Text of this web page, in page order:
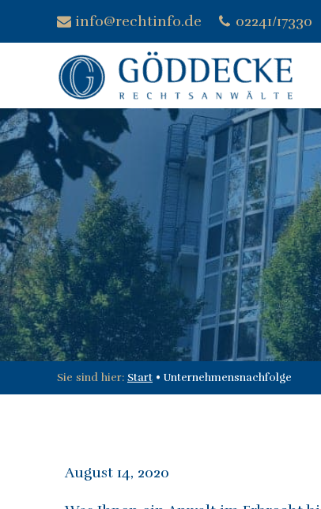
info@rechtinfo.de 02241/17330
Sie sind hier: Start • Unternehmensnachfolge
August 14, 2020